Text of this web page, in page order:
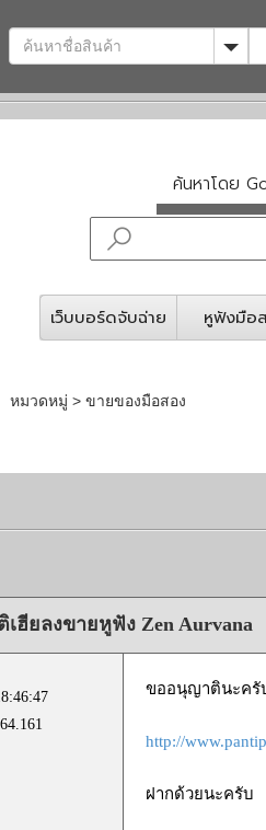
ค้นหาโดย
เว็บบอร์ดจับฉ่าย หูฟังมือ
หมวดหมู่ > ขายของมือสอง
ฮียลงขายหูฟัง Zen Aurvana
ขออนุญาตินะครั
http://
ฝากด้วยนะครับ